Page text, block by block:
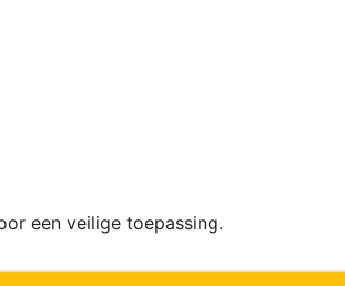
een veilige toepassing.